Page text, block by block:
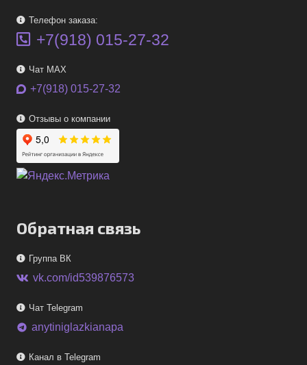
Телефон заказа:
+7(918) 015-27-32
Чат MAX
+7(918) 015-27-32
Отзывы о компании
Обратная связь
Группа ВК
vk.com/id539876573
Чат Telegram
telegram anytiniglazkianapa
Канал в Telegram